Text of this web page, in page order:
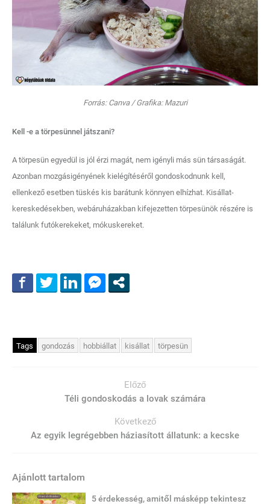
Forrás: Canva / Grafika: Mazuri
Kell -e a törpesünnel játszani?
A törpesün egyedül is jól érzi magát, nem igényli más sün társaságát.
Azonban mozgásigényének kielégítéséről gondoskodnunk kell,
ellenkező esetben tüskés kis barátunk könnyen elhízhat. Kisállat-
kereskedésekben, webáruházakban kifejezetten törpesünök részére is
találunk futókerekeket, mókuskereket.
Tags gondozás hobbiállat kisállat törpesün
Előző
Téli gondoskodás a lovak számára
Következő
Az egyik legrégebben háziasított állatunk: a kecske
Ajánlott tartalom
5 érdekesség, amitől másképp tekintesz